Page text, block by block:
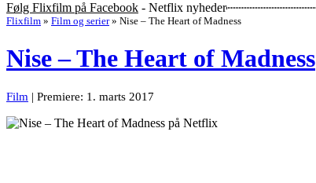
Følg Flixfilm på Facebook - Netflix nyheder
Flixfilm » Film og serier » Nise – The Heart of Madness
Nise – The Heart of Madness
Film | Premiere: 1. marts 2017